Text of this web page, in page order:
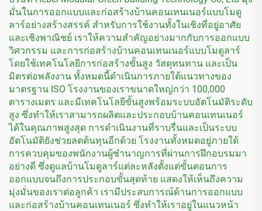
มั่นในการออกแบบและก่อสร้างบ้านคอนเทนเนอร์แบบโมดู
ลาร์อย่างสร้างสรรค์ สำหรับการใช้งานทั้งในเชิงที่อยู่อาศัย
และเชิงพาณิชย์ เราให้ความสำคัญอย่างมากกับการออกแบบ
วิศวกรรม และการก่อสร้างบ้านคอนเทนเนอร์แบบโมดูลาร์
โดยใช้เทคโนโลยีการก่อสร้างขั้นสูง วัสดุทนทาน และเป็น
มิตรต่อพลังงาน ทั้งหมดนี้ดำเนินการภายใต้แนวทางของ
มาตรฐาน ISO โรงงานของเราขนาดใหญ่กว่า 100,000
ตารางเมตร และมีเทคโนโลยีขั้นสูงพร้อมระบบอัตโนมัติระดับ
สูง ซึ่งทำให้เราสามารถผลิตและประกอบบ้านคอนเทนเนอร์
ได้ในคุณภาพสูงสุด การดำเนินงานที่ราบรื่นและเป็นระบบ
อัตโนมัติยังช่วยลดต้นทุนอีกด้วย โรงงานทั้งหมดอยู่ภายใต้
การควบคุมของพนักงานผู้ชำนาญการที่ผ่านการฝึกอบรมมา
อย่างดี ซึ่งดูแลบ้านโมดูลาร์แต่ละหลังตั้งแต่ขั้นตอนการ
ออกแบบจนถึงการประกอบขั้นสุดท้าย แสดงให้เห็นถึงความ
มุ่งมั่นของเราต่อลูกค้า เรามีประสบการณ์ด้านการออกแบบ
และก่อสร้างบ้านคอนเทนเนอร์ ซึ่งทำให้เราอยู่ในแนวหน้า